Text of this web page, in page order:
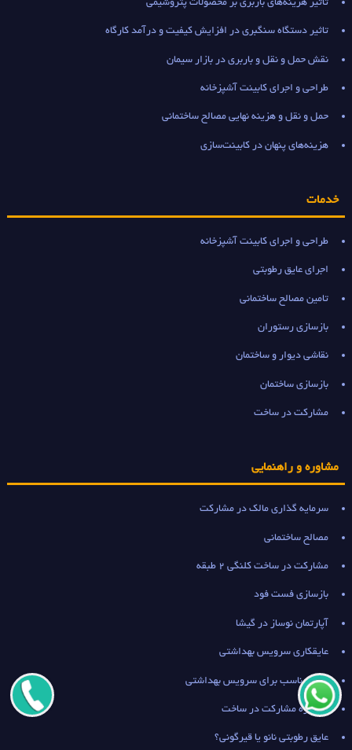
تأثیر هزینه‌های باربری بر محصولات پتروشیمی
تاثیر دستگاه سنگبری در افزایش کیفیت و درآمد کارگاه
نقش حمل و نقل و باربری در بازار سیمان
طراحی و اجرای کابینت آشپزخانه
حمل و نقل و هزینه نهایی مصالح ساختمانی
هزینه‌های پنهان در کابینت‌سازی
خدمات
طراحی و اجرای کابینت آشپزخانه
اجرای عایق رطوبتی
تامین مصالح ساختمانی
بازسازی رستوران
نقاشی دیوار و ساختمان
بازسازی ساختمان
مشارکت در ساخت
مشاوره و راهنمایی
سرمایه گذاری مالک در مشارکت
مصالح ساختمانی
مشارکت در ساخت کلنگی 2 طبقه
بازسازی فست فود
آپارتمان نوساز در گیشا
عایقکاری سرویس بهداشتی
عایق مناسب برای سرویس بهداشتی
مشاوره مشارکت در ساخت
عایق رطوبتی نانو یا قیرگونی؟